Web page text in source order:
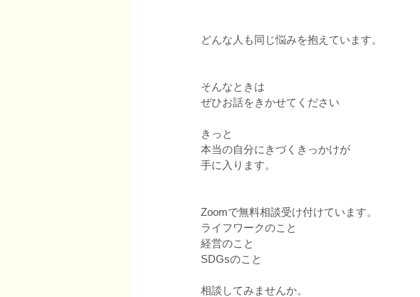
どんな人も同じ悩みを抱えています。
そんなときは
ぜひお話をきかせてください
きっと
本当の自分にきづくきっかけが
手に入ります。
Zoomで無料相談受け付けています。
ライフワークのこと
経営のこと
SDGsのこと
相談してみませんか。